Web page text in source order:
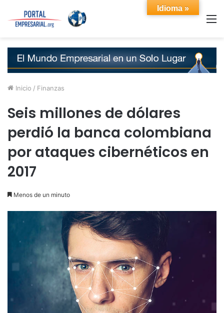
Inicio / Finanzas
Seis millones de dólares
perdió la banca colombiana
por ataques cibernéticos en
2017
Menos de un minuto
Idioma »